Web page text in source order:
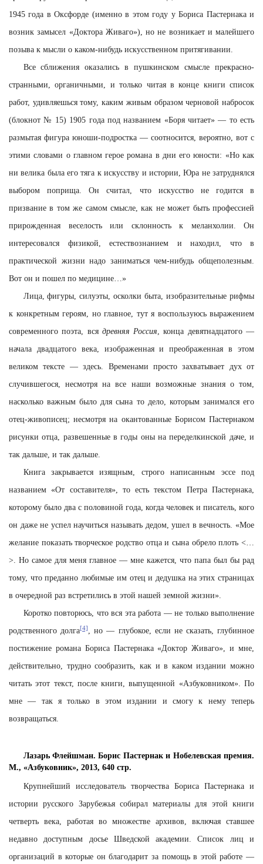
1945 года в Оксфорде (именно в этом году у Бориса Пастернака и
возник замысел «Доктора Живаго»), но не возникает и малейшего
позыва к мысли о каком-нибудь искусственном притягивании.
Все сближения оказались в пушкинском смысле прекрасно-
странными, органичными, и только читая в конце книги список
работ, удивляешься тому, каким живым образом черновой набросок
(блокнот № 15) 1905 года под названием «Боря читает» — то есть
размытая фигура юноши-подростка — соотносится, вероятно, вот с
этими словами о главном герое романа в дни его юности: «Но как
ни велика была его тяга к искусству и истории, Юра не затруднялся
выбором поприща. Он считал, что искусство не годится в
призвание в том же самом смысле, как не может быть профессией
прирожденная веселость или склонность к меланхолии. Он
интересовался физикой, естествознанием и находил, что в
практической жизни надо заниматься чем-нибудь общеполезным.
Вот он и пошел по медицине…»
Лица, фигуры, силуэты, осколки быта, изобразительные рифмы
к конкретным героям, но главное, тут я воспользуюсь выражением
современного поэта, вся древняя Россия, конца девятнадцатого —
начала двадцатого века, изображенная и преображенная в этом
великом тексте — здесь. Временами просто захватывает дух от
случившегося, несмотря на все наши возможные знания о том,
насколько важным было для сына то дело, которым занимался его
отец-живописец; несмотря на окантованные Борисом Пастернаком
рисунки отца, развешенные в годы оны на переделкинской даче, и
так дальше, и так дальше.
Книга закрывается изящным, строго написанным эссе под
названием «От составителя», то есть текстом Петра Пастернака,
которому было два с половиной года, когда человек и писатель, кого
он даже не успел научиться называть дедом, ушел в вечность. «Мое
желание показать творческое родство отца и сына обрело плоть <…
>. Но самое для меня главное — мне кажется, что папа был бы рад
тому, что преданно любимые им отец и дедушка на этих страницах
в очередной раз встретились в этой нашей земной жизни».
Коротко повторюсь, что вся эта работа — не только выполнение
родственного долга[4] , но — глубокое, если не сказать, глубинное
постижение романа Бориса Пастернака «Доктор Живаго», и мне,
действительно, трудно сообразить, как и в каком издании можно
читать этот текст, после книги, выпущенной «Азбуковником». По
мне — так я только в этом издании и смогу к нему теперь
возвращаться.
Лазарь Флейшман. Борис Пастернак и Нобелевская премия.
М., «Азбуковник», 2013, 640 стр.
Крупнейший исследователь творчества Бориса Пастернака и
истории русского Зарубежья собирал материалы для этой книги
четверть века, работая во множестве архивов, включая ставшее
недавно доступным досье Шведской академии. Список лиц и
организаций в которые он благодарит за помощь в этой работе —